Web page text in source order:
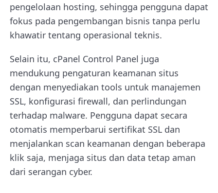
pengelolaan hosting, sehingga pengguna dapat
fokus pada pengembangan bisnis tanpa perlu
khawatir tentang operasional teknis.
Selain itu, cPanel Control Panel juga
mendukung pengaturan keamanan situs
dengan menyediakan tools untuk manajemen
SSL, konfigurasi firewall, dan perlindungan
terhadap malware. Pengguna dapat secara
otomatis memperbarui sertifikat SSL dan
menjalankan scan keamanan dengan beberapa
klik saja, menjaga situs dan data tetap aman
dari serangan cyber.